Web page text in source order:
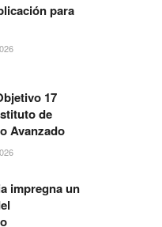
para
17
de
Avanzado
impregna un